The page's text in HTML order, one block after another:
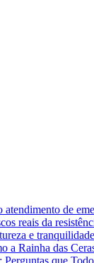
de
reais da
e
a Rainha das
que